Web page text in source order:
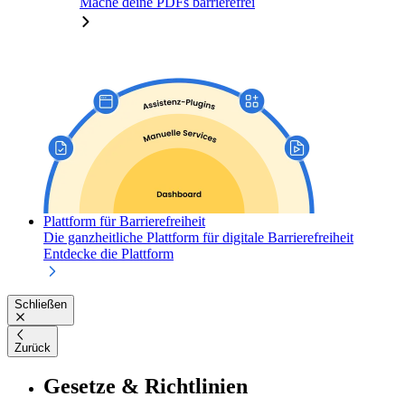
Plattform für Barrierefreiheit
Die ganzheitliche Plattform für digitale Barrierefreiheit
Entdecke die Plattform
Schließen
Zurück
Gesetze & Richtlinien